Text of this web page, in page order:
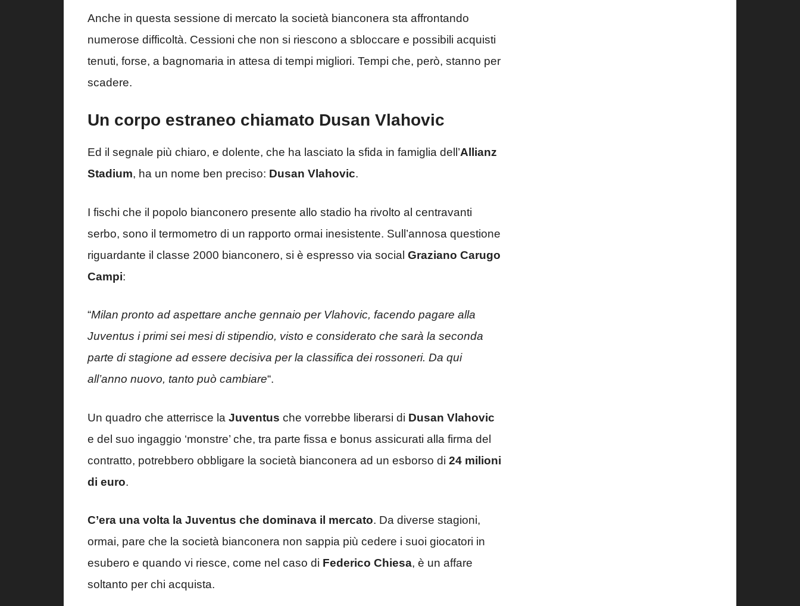
Anche in questa sessione di mercato la società bianconera sta affrontando
numerose difficoltà. Cessioni che non si riescono a sbloccare e possibili acquisti
tenuti, forse, a bagnomaria in attesa di tempi migliori. Tempi che, però, stanno per
scadere.
Un corpo estraneo chiamato Dusan Vlahovic
Ed il segnale più chiaro, e dolente, che ha lasciato la sfida in famiglia dell’Allianz
Stadium, ha un nome ben preciso: Dusan Vlahovic.
I fischi che il popolo bianconero presente allo stadio ha rivolto al centravanti
serbo, sono il termometro di un rapporto ormai inesistente. Sull’annosa questione
riguardante il classe 2000 bianconero, si è espresso via social Graziano Carugo
Campi:
“Milan pronto ad aspettare anche gennaio per Vlahovic, facendo pagare alla
Juventus i primi sei mesi di stipendio, visto e considerato che sarà la seconda
parte di stagione ad essere decisiva per la classifica dei rossoneri. Da qui
all’anno nuovo, tanto può cambiare“.
Un quadro che atterrisce la Juventus che vorrebbe liberarsi di Dusan Vlahovic
e del suo ingaggio ‘monstre’ che, tra parte fissa e bonus assicurati alla firma del
contratto, potrebbero obbligare la società bianconera ad un esborso di 24 milioni
di euro.
C’era una volta la Juventus che dominava il mercato. Da diverse stagioni,
ormai, pare che la società bianconera non sappia più cedere i suoi giocatori in
esubero e quando vi riesce, come nel caso di Federico Chiesa, è un affare
soltanto per chi acquista.